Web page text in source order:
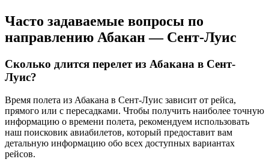
Часто задаваемые вопросы по
направлению Абакан — Сент-Луис
Сколько длится перелет из Абакана в Сент-
Луис?
Время полета из Абакана в Сент-Луис зависит от рейса,
прямого или с пересадками. Чтобы получить наиболее точную
информацию о времени полета, рекомендуем использовать
наш поисковик авиабилетов, который предоставит вам
детальную информацию обо всех доступных вариантах
рейсов.